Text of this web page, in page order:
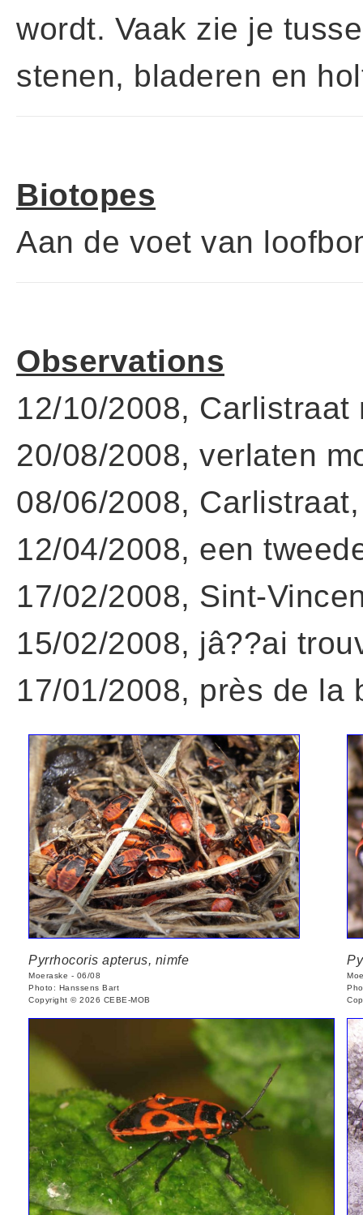
wordt. Vaak zie je
stenen, bladeren en
Biotopes
Aan de voet van
Observations
12/10/2008,
20/08/2008, verlaten
08/06/2008,
12/04/2008, een
17/02/2008, Sint-
15/02/2008, jâ??ai
17/01/2008, près de
Pyrrhocoris apterus, nimfe
Moeraske - 06/08
Photo: Hanssens Bart
Copyright © 2026 CEBE-MOB